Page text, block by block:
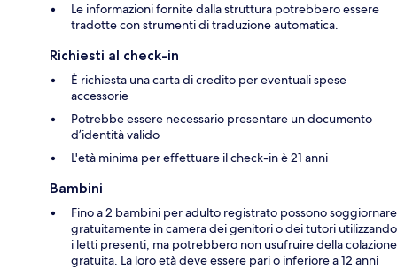
Le informazioni fornite dalla struttura potrebbero essere
tradotte con strumenti di traduzione automatica.
Richiesti al check-in
È richiesta una carta di credito per eventuali spese
accessorie
Potrebbe essere necessario presentare un documento
d’identità valido
L'età minima per effettuare il check-in è 21 anni
Bambini
Fino a 2 bambini per adulto registrato possono soggiornare
gratuitamente in camera dei genitori o dei tutori utilizzando
i letti presenti, ma potrebbero non usufruire della colazione
gratuita. La loro età deve essere pari o inferiore a 12 anni